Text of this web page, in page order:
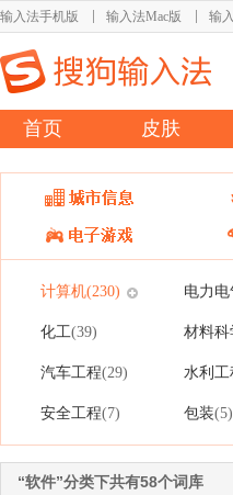
输入法手机版 输入法Mac版 输
首页 皮肤
计算机(230) 电力电
化工(39) 材料科
汽车工程(29) 水利工
安全工程(7) 包装(5)
“软件”分类下共有58个词库